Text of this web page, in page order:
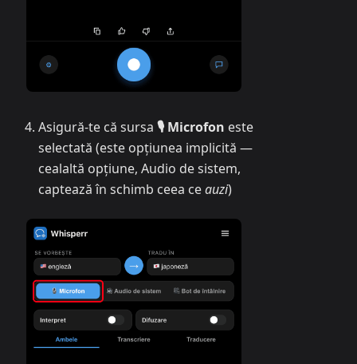
Asigură-te că sursa 🎙️ Microfon este
selectată (este opțiunea implicită —
cealaltă opțiune, Audio de sistem,
captează în schimb ceea ceauzi)